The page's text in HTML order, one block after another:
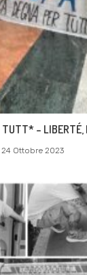
TUTT* – LIBERTÉ,
24 Ottobre 2023